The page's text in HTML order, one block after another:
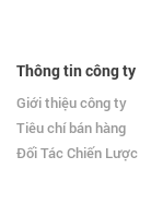
Thông tin công ty
Giới thiệu công ty
Tiêu chí bán hàng
Đối Tác Chiến Lược